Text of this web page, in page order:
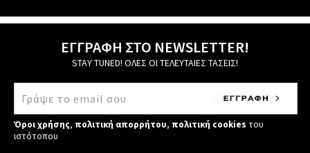
ΕΓΓΡΑΦΗ ΣΤΟ NEWSLETTER!
STAY TUNED! ΟΛΕΣ ΟΙ ΤΕΛΕΥΤΑΙΕΣ ΤΑΣΕΙΣ!
Όροι χρήσης, πολιτική απορρήτου, πολιτική cookies του
ιστότοπου